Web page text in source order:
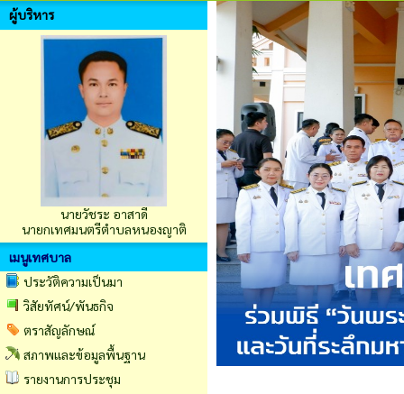
ผู้บริหาร
นายวัชระ อาสาดี
นายกเทศมนตรีตำบลหนองญาติ
เมนูเทศบาล
ประวัติความเป็นมา
วิสัยทัศน์/พันธกิจ
ตราสัญลักษณ์
สภาพและข้อมูลพื้นฐาน
รายงานการประชุม